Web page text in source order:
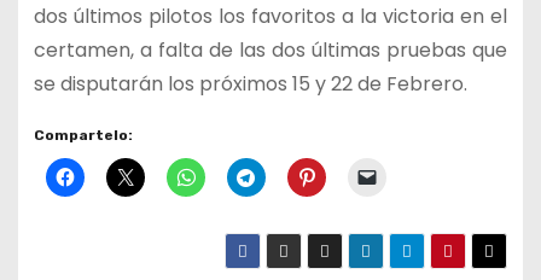
dos últimos pilotos los favoritos a la victoria en el
certamen, a falta de las dos últimas pruebas que
se disputarán los próximos 15 y 22 de Febrero.
Compartelo: